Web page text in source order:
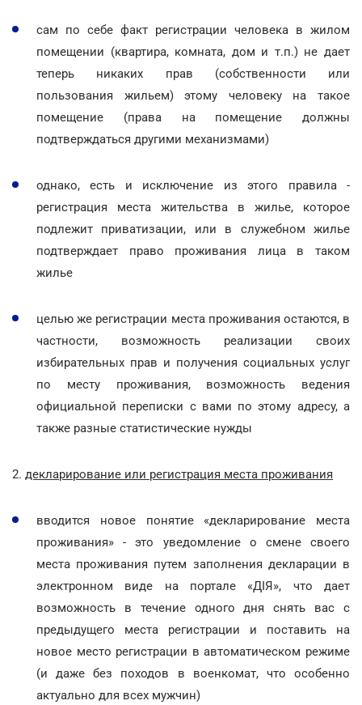
сам по себе факт регистрации человека в жилом
помещении (квартира, комната, дом и т.п.) не дает
теперь никаких прав (собственности или
пользования жильем) этому человеку на такое
помещение (права на помещение должны
подтверждаться другими механизмами)
однако, есть и исключение из этого правила -
регистрация места жительства в жилье, которое
подлежит приватизации, или в служебном жилье
подтверждает право проживания лица в таком
жилье
целью же регистрации места проживания остаются, в
частности, возможность реализации своих
избирательных прав и получения социальных услуг
по месту проживания, возможность ведения
официальной переписки с вами по этому адресу, а
также разные статистические нужды
2. декларирование или регистрация места проживания
вводится новое понятие «декларирование места
проживания» - это уведомление о смене своего
места проживания путем заполнения декларации в
электронном виде на портале «ДІЯ», что дает
возможность в течение одного дня снять вас с
предыдущего места регистрации и поставить на
новое место регистрации в автоматическом режиме
(и даже без походов в военкомат, что особенно
актуально для всех мужчин)